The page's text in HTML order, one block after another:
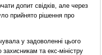
допит свідків, але через
прийнято рішення про
у задоволенні цього
та екс-міністру